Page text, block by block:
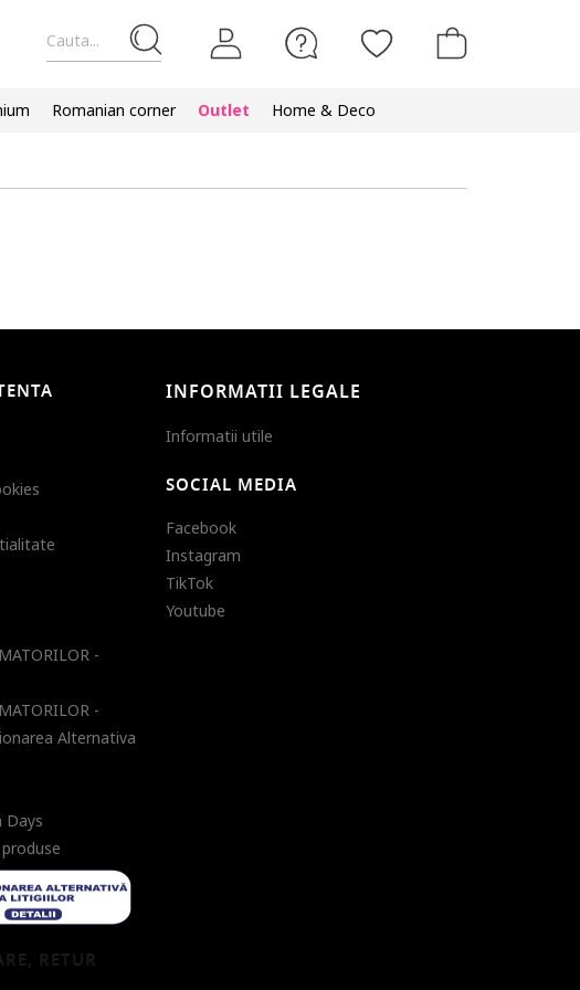
Cauta...
Romanian corner Outlet Home & Deco
-
-
Alternativa
Days
RETUR
INFORMATII LEGALE
Informatii utile
SOCIAL MEDIA
Facebook
Instagram
TikTok
Youtube